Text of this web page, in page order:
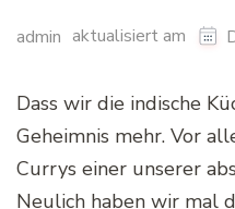
admin aktualisiert am
Dass wir die indische
Geheimnis mehr. Vor
Currys einer unserer
Neulich haben wir mal